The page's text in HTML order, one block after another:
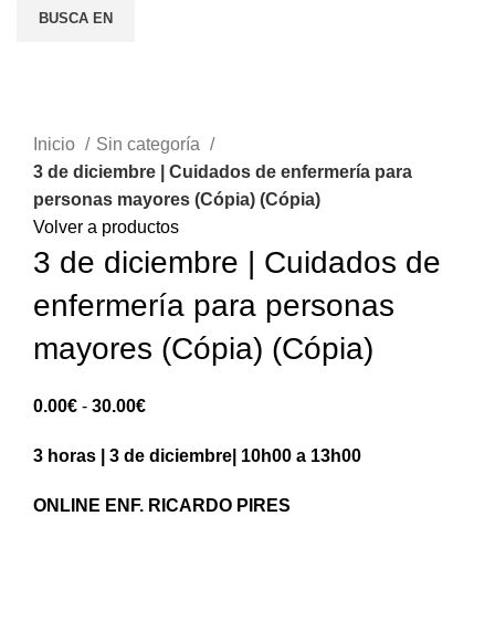
BUSCA EN
Inicio
Sin categoría
3 de diciembre | Cuidados de enfermería para
personas mayores (Cópia) (Cópia)
Volver a productos
3 de diciembre | Cuidados de
enfermería para personas
mayores (Cópia) (Cópia)
0.00€ - 30.00€Rango
precios:
hasta
3 horas | 3 de diciembre| 10h00 a 13h00
ONLINE ENF. RICARDO PIRES